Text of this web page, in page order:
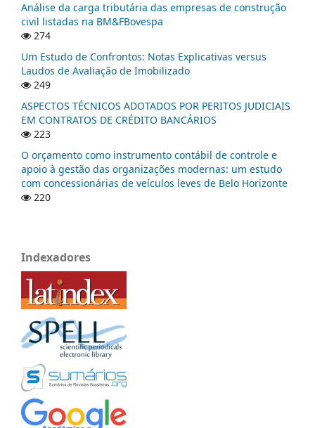
Análise da carga tributária das empresas de construção
civil listadas na BM&FBovespa
274
Um Estudo de Confrontos: Notas Explicativas versus
Laudos de Avaliação de Imobilizado
249
ASPECTOS TÉCNICOS ADOTADOS POR PERITOS JUDICIAIS
EM CONTRATOS DE CRÉDITO BANCÁRIOS
223
O orçamento como instrumento contábil de controle e
apoio à gestão das organizações modernas: um estudo
com concessionárias de veículos leves de Belo Horizonte
220
Indexadores